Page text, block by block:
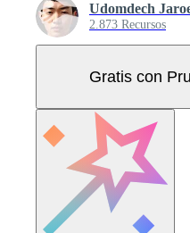
Udomdech
2.873 Recursos
Gratis con